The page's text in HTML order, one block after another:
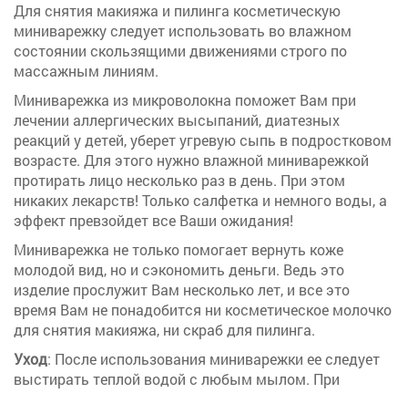
Для снятия макияжа и пилинга косметическую
миниварежку следует использовать во влажном
состоянии скользящими движениями строго по
массажным линиям.
Миниварежка из микроволокна поможет Вам при
лечении аллергических высыпаний, диатезных
реакций у детей, уберет угревую сыпь в подростковом
возрасте. Для этого нужно влажной миниварежкой
протирать лицо несколько раз в день. При этом
никаких лекарств! Только салфетка и немного воды, а
эффект превзойдет все Ваши ожидания!
Миниварежка не только помогает вернуть коже
молодой вид, но и сэкономить деньги. Ведь это
изделие прослужит Вам несколько лет, и все это
время Вам не понадобится ни косметическое молочко
для снятия макияжа, ни скраб для пилинга.
Уход: После использования миниварежки ее следует
выстирать теплой водой с любым мылом. При